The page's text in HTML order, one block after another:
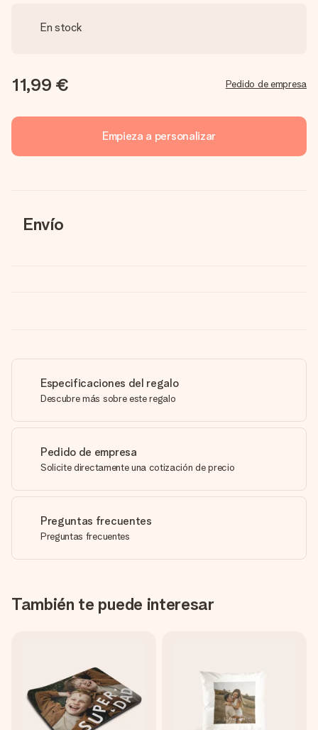
En stock
11,99 € Pedido de empresa
Empieza a personalizar
Envío
Especificaciones del regalo
Descubre más sobre este regalo
Pedido de empresa
Solicite directamente una cotización de precio
Preguntas frecuentes
Preguntas frecuentes
También te puede interesar